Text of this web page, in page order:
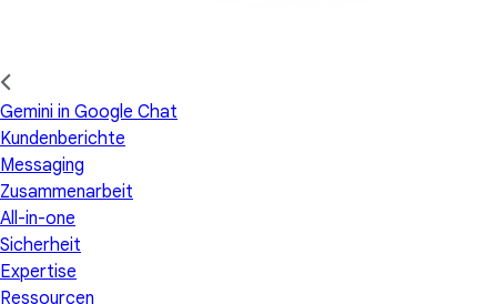
Gemini in Google Chat
Kundenberichte
Messaging
Zusammenarbeit
All-in-one
Sicherheit
Expertise
Ressourcen